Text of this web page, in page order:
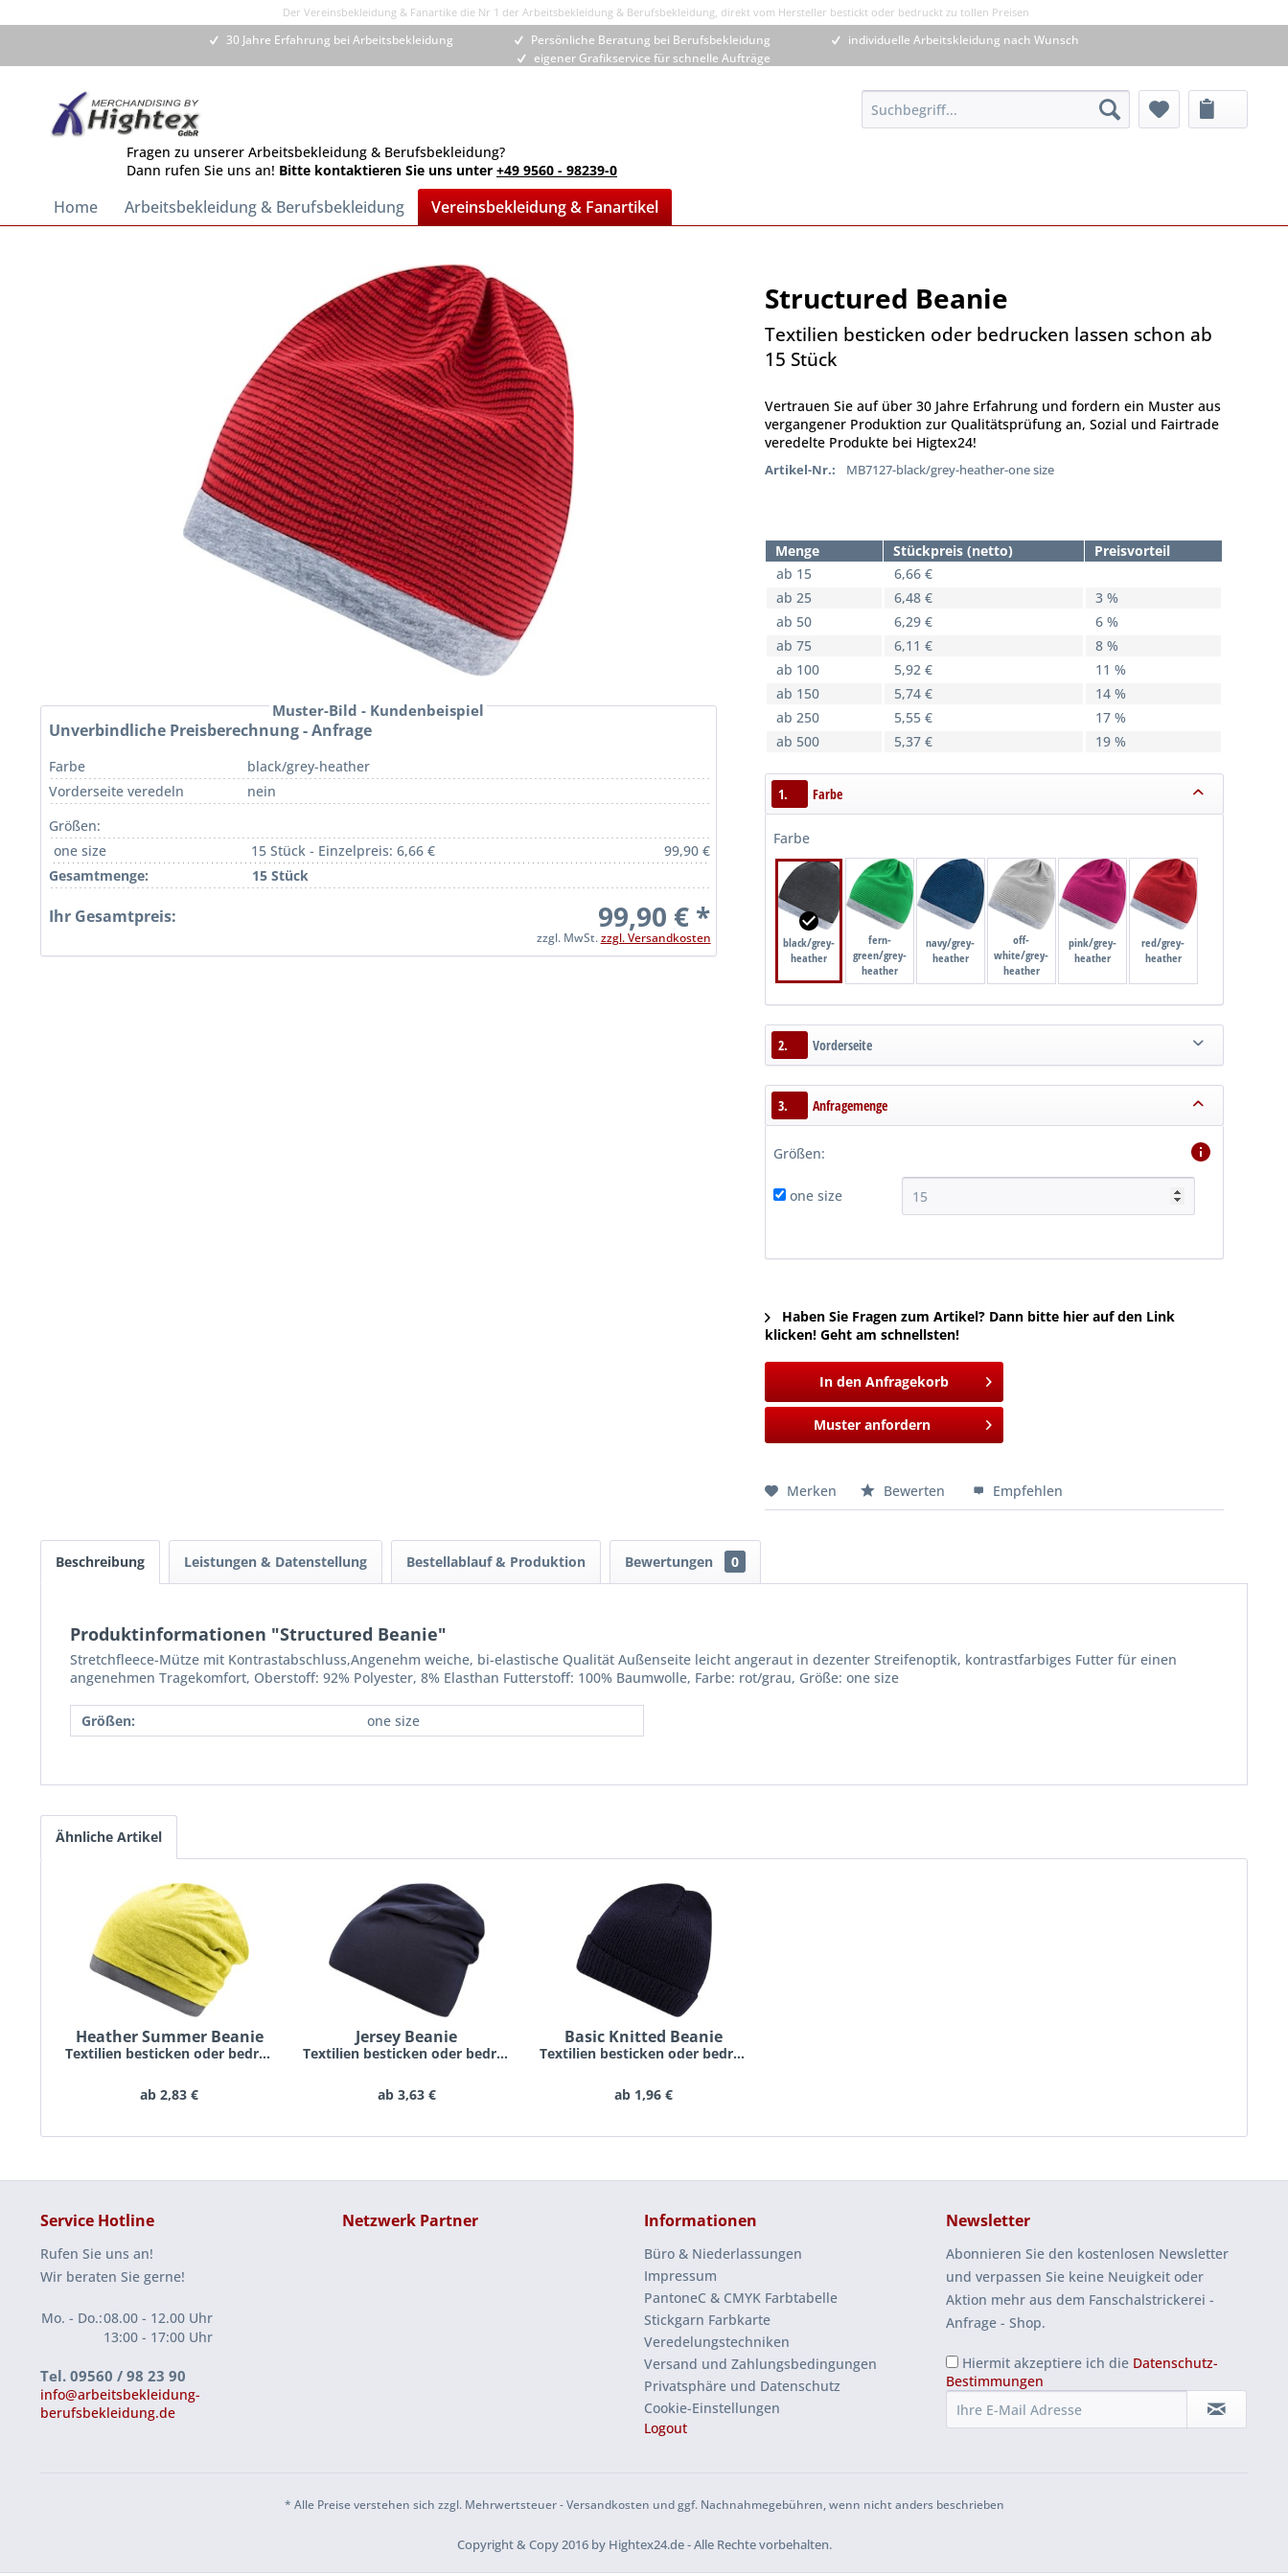
Der Vereinsbekleidung & Fanartike die Nr 1 der Arbeitsbekleidung & Berufsbekleidung, direkt vom Hersteller bestickt oder bedruckt zu tollen Preisen
30 Jahre Erfahrung bei Arbeitsbekleidung Persönliche Beratung bei Berufsbekleidung
individuelle Arbeitskleidung nach Wunsch
eigener Grafikservice für schnelle Aufträge
Fragen zu unserer Arbeitsbekleidung & Berufsbekleidung?
Dann rufen Sie uns an! Bitte kontaktieren Sie uns unter +49 9560 - 98239-0
Home Arbeitsbekleidung & Berufsbekleidung Vereinsbekleidung & Fanartikel
Muster-Bild - Kundenbeispiel
Unverbindliche Preisberechnung - Anfrage
Farbe
black/grey-heather
Vorderseite veredeln
nein
Größen:
one size
15 Stück - Einzelpreis: 6,66 €
99,90 €
Gesamtmenge:
15 Stück
Ihr Gesamtpreis: 99,90 € *
zzgl. MwSt.zzgl. Versandkosten
Structured Beanie
Textilien besticken oder bedrucken lassen schon ab
15 Stück
Vertrauen Sie auf über 30 Jahre Erfahrung und fordern ein Muster aus
vergangener Produktion zur Qualitätsprüfung an, Sozial und Fairtrade
veredelte Produkte bei Higtex24!
Artikel-Nr.: MB7127-black/grey-heather-one size
Menge Stückpreis (netto)
Preisvorteil
ab 15
6,66 €
ab 25
6,48 €
3 %
ab 50
6,29 €
6 %
ab 75
6,11 €
8 %
ab 100
5,92 €
11 %
ab 150
5,74 €
14 %
ab 250
5,55 €
17 %
ab 500
5,37 € 19 %
1. Farbe
Farbe
black/grey-
heather
fern-
green/grey-
heather
navy/grey-
heather
off-
white/grey-
heather
pink/grey-
heather
red/grey-
heather
2. Vorderseite
3. Anfragemenge
Größen:
one size
Haben Sie Fragen zum Artikel? Dann bitte hier auf den Link
klicken! Geht am schnellsten!
In den Anfragekorb
Muster anfordern
Merken Bewerten Empfehlen
Beschreibung Leistungen & Datenstellung Bestellablauf & Produktion Bewertungen 0
Produktinformationen "Structured Beanie"
Stretchfleece-Mütze mit Kontrastabschluss,Angenehm weiche, bi-elastische Qualität Außenseite leicht angeraut in dezenter Streifenoptik, kontrastfarbiges Futter für einen
angenehmen Tragekomfort, Oberstoff: 92% Polyester, 8% Elasthan Futterstoff: 100% Baumwolle, Farbe: rot/grau, Größe: one size
Größen: one size
Ähnliche Artikel
Heather Summer Beanie
Textilien besticken oder bedrucken lassen schon...
ab 2,83 €
Jersey Beanie
Textilien besticken oder bedrucken lassen schon...
ab 3,63 €
Basic Knitted Beanie
Textilien besticken oder bedrucken lassen schon...
ab 1,96 €
Service Hotline
Rufen Sie uns an!
Wir beraten Sie gerne!
Mo. - Do.:08.00 - 12.00 Uhr
13:00 - 17:00 Uhr
Tel. 09560 / 98 23 90
info@arbeitsbekleidung-
berufsbekleidung.de
Netzwerk Partner Informationen
Büro & Niederlassungen
Impressum
PantoneC & CMYK Farbtabelle
Stickgarn Farbkarte
Veredelungstechniken
Versand und Zahlungsbedingungen
Privatsphäre und Datenschutz
Cookie-Einstellungen
Logout
Newsletter
Abonnieren Sie den kostenlosen Newsletter
und verpassen Sie keine Neuigkeit oder
Aktion mehr aus dem Fanschalstrickerei -
Anfrage - Shop.
Hiermit akzeptiere ich die Datenschutz-
Bestimmungen
* Alle Preise verstehen sich zzgl. Mehrwertsteuer - Versandkosten und ggf. Nachnahmegebühren, wenn nicht anders beschrieben
Copyright & Copy 2016 by Hightex24.de - Alle Rechte vorbehalten.